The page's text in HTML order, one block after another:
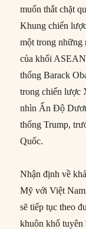
muốn thắt chặt
Khung chiến
một trong
của khối
thống Barack
trong chiến lược
nhìn Ấn Độ
thống Trump,
Quốc.
Nhận định về
Mỹ với Việt
sẽ tiếp tục theo
khuôn khổ tuyên